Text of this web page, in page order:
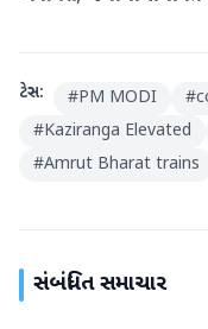
ટેગ્સ: #PM MODI #
#Kaziranga Elevated
#Amrut Bharat trains
સંબંધિત સમાચાર